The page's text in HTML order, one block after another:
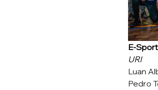
E-
URI
Luan
Pedro